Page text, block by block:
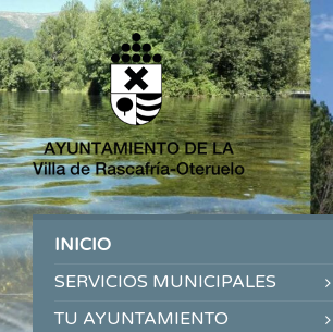
INICIO
SERVICIOS MUNICIPALES
TU AYUNTAMIENTO